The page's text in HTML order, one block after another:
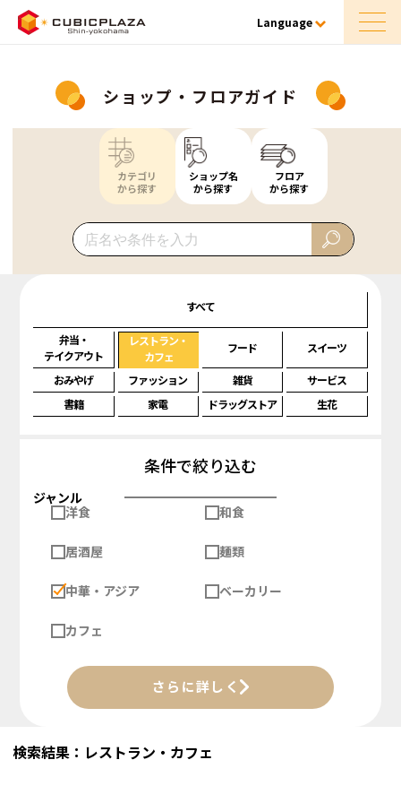
Language
ショップ・フロアガイド
カテゴリ
から探す
ショップ名
から探す
フロア
から探す
すべて
弁当・
テイクアウト
レストラン・
カフェ
フード スイーツ
おみやげ ファッション 雑貨
サービス
書籍
家電 ドラッグストア 生花
条件で絞り込む
ジャンル
洋食
和食
居酒屋 麺類
中華・アジア ベーカリー
カフェ
さらに詳しく
検索結果：レストラン・カフェ